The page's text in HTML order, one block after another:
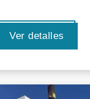
Ver detalles